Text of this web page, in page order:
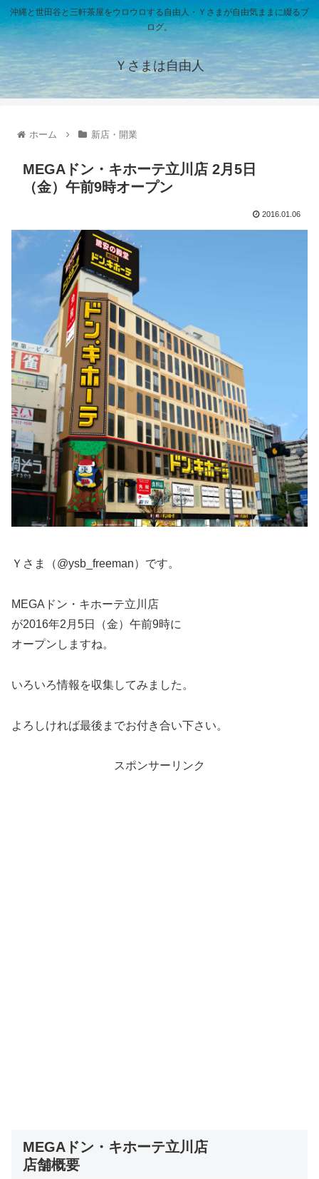
沖縄と世田谷と三軒茶屋をウロウロする自由人・Ｙさまが自由気ままに綴るブ
ログ。
Ｙさまは自由人
ホーム 新店・開業
MEGAドン・キホーテ立川店 2月5日
（金）午前9時オープン
2016.01.06
Ｙさま（@ysb_freeman）です。
MEGAドン・キホーテ立川店
が2016年2月5日（金）午前9時に
オープンしますね。
いろいろ情報を収集してみました。
よろしければ最後までお付き合い下さい。
スポンサーリンク
MEGAドン・キホーテ立川店
店舗概要